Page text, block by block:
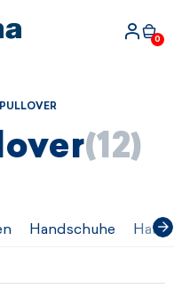
0
(12)
Handschuhe